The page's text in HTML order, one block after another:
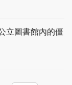
立圖書館內的僵